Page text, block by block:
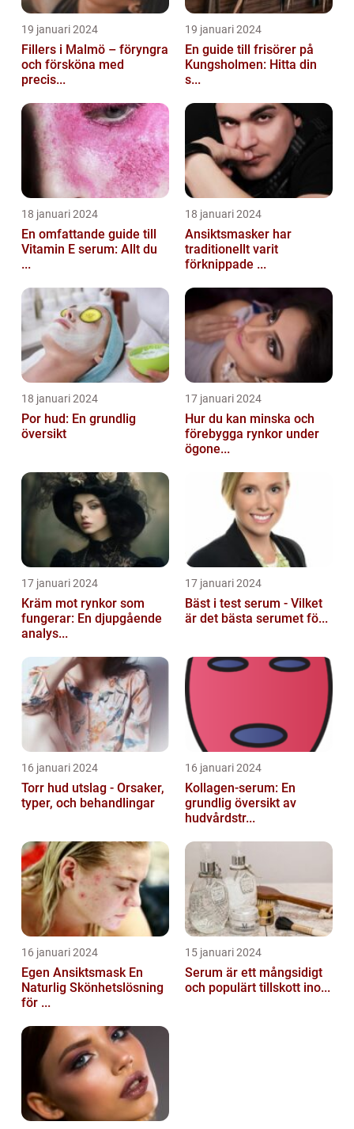
19 januari 2024
Fillers i Malmö – föryngra
och försköna med
precis...
19 januari 2024
En guide till frisörer på
Kungsholmen: Hitta din
s...
18 januari 2024
En omfattande guide till
Vitamin E serum: Allt du
...
18 januari 2024
Ansiktsmasker har
traditionellt varit
förknippade ...
18 januari 2024
Por hud: En grundlig
översikt
17 januari 2024
Hur du kan minska och
förebygga rynkor under
ögone...
17 januari 2024
Kräm mot rynkor som
fungerar: En djupgående
analys...
17 januari 2024
Bäst i test serum - Vilket
är det bästa serumet fö...
16 januari 2024
Torr hud utslag - Orsaker,
typer, och behandlingar
16 januari 2024
Kollagen-serum: En
grundlig översikt av
hudvårdstr...
16 januari 2024
Egen Ansiktsmask En
Naturlig Skönhetslösning
för ...
15 januari 2024
Serum är ett mångsidigt
och populärt tillskott ino...